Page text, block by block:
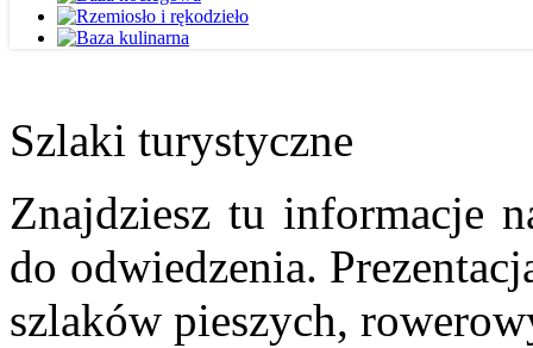
Szlaki turystyczne
Znajdziesz tu informacje
do odwiedzenia.
szlaków pieszych,